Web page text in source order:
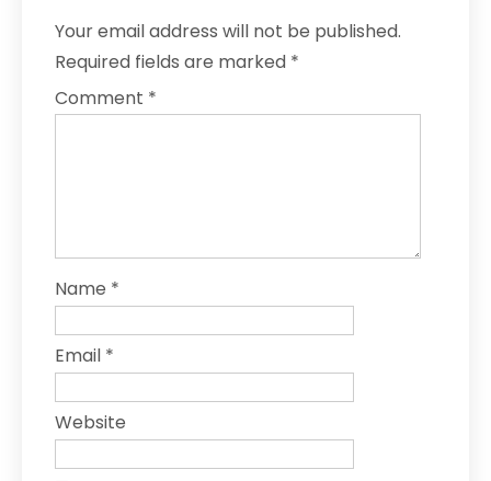
Your email address will not be published.
Required fields are marked *
Comment *
Name *
Email *
Website